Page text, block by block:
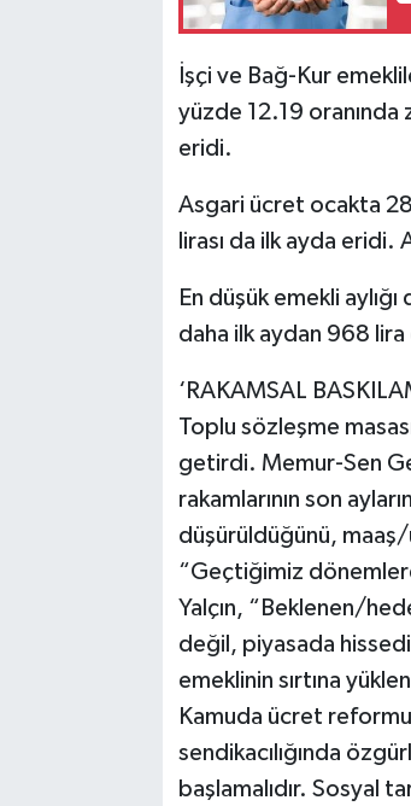
İşçi ve Bağ-Kur
yüzde 12.19 oranında
eridi.
Asgari ücret ocakta
lirası da ilk ayda
En düşük emekli
daha ilk aydan 968
‘RAKAMSAL
Toplu sözleşme
getirdi. Memur-Sen
rakamlarının son
düşürüldüğünü, maaş/
“Geçtiğimiz
Yalçın, “Beklenen/
değil, piyasada
emeklinin sırtına
Kamuda ücret
sendikacılığında
başlamalıdır. Sosyal